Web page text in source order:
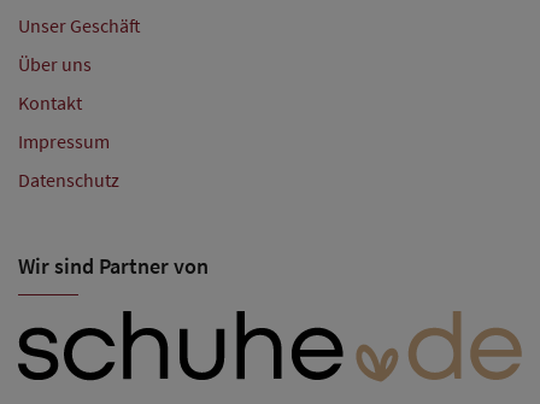
Unser Geschäft
Über uns
Kontakt
Impressum
Datenschutz
Wir sind Partner von